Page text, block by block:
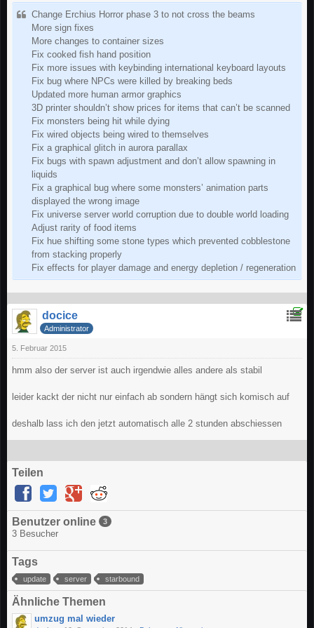
​Change Erchius Horror phase 3 to not cross the beams
More sign fixes
More changes to container sizes
Fix cooked fish hand position
Fix more issues with keybinding international keyboard layouts
Fix bug where NPCs were killed by breaking beds
Updated more human armor graphics
3D printer shouldn’t show prices for items that can’t be scanned
Fix monsters being hit while dying
Fix wired objects being wired to themselves
Fix a graphical glitch in aurora parallax
Fix bugs with spawn adjustment and don’t allow spawning in
liquids
Fix a graphical bug where some monsters’ animation parts
displayed the wrong image
Fix universe server world corruption due to double world loading
Adjust rarity of food items
Fix hue shifting some stone types which prevented cobblestone
from stacking properly
Fix effects for player damage and energy depletion / regeneration
docice
Administrator
5. Februar 2015
hmm also der server ist auch irgendwie alles andere als stabil
leider kackt der nicht nur einfach ab sondern hängt sich komisch auf
deshalb lass ich den jetzt automatisch alle 2 stunden abschiessen
Teilen
Benutzer online 3
3 Besucher
Tags
update server starbound
Ähnliche Themen
umzug mal wieder